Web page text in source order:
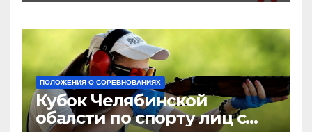
ПОЛОЖЕНИЯ О СОРЕВНОВАНИЯХ
Кубок Челябинской
обалсти по спорту лиц с